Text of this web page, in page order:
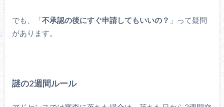
でも、「不承認の後にすぐ申請してもいいの？ 」って疑問
があります。
謎の2週間ルール